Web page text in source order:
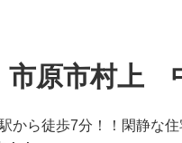
原市村上
から徒歩7分！！閑静な